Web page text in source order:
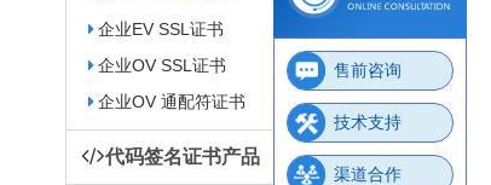
售前咨询
技术支持
渠道合作
企业EV SSL证书
企业OV SSL证书
企业OV 通配符证书
代码签名证书产品